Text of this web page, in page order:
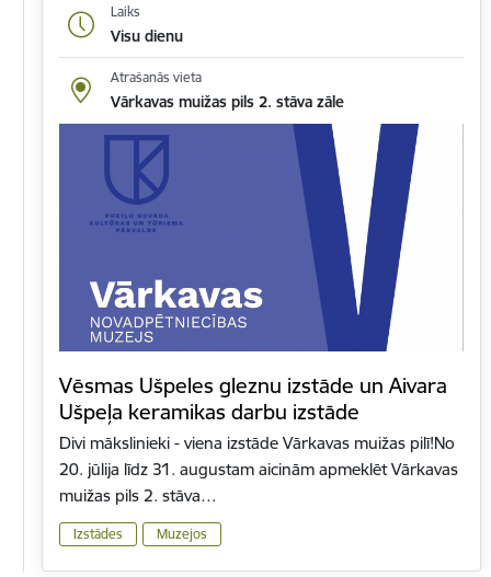
Laiks
Visu dienu
Atrašanās vieta
Vārkavas muižas pils 2. stāva zāle
Vēsmas Ušpeles gleznu izstāde un Aivara
Ušpeļa keramikas darbu izstāde
Divi mākslinieki - viena izstāde Vārkavas muižas pilī!No
20. jūlija līdz 31. augustam aicinām apmeklēt Vārkavas
muižas pils 2. stāva…
Izstādes Muzejos